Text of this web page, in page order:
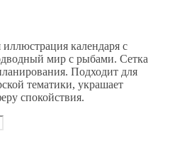
календаря с
мир с рыбами. Сетка
Подходит для
тематики, украшает
спокойствия.